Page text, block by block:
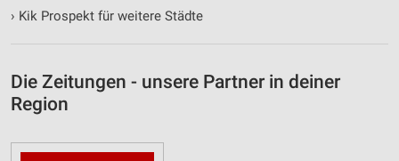
› Kik Prospekt für weitere Städte
Die Zeitungen - unsere Partner in deiner
Region